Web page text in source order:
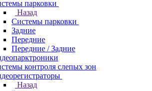
парковки
Назад
Системы парковки
Задние
Передние
Передние / Задние
контроля слепых зон
Назад